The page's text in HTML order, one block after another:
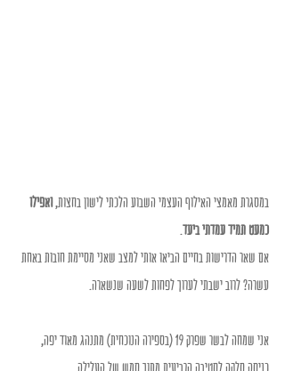
במסגרת מאמצי האילוף העצמי השבוע הלכתי לישון בחצות, ואפילו
כמעט תמיד עמדתי ביעד.
אם שאר הדרישות בחיים הביאו אותי למצב שאני מסיימת חובות באחת
עשרה? לרוב ישבתי לערוך לפחות לשעה שנשארה.
אני שמחה לבשר שפרק 19 (בספירה הנוכחית) מתנהג מאוד יפה,